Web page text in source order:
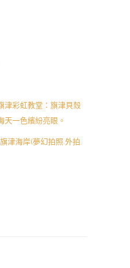
津彩虹教堂：旗津貝殼
天一色繽紛亮眼。
津海岸(夢幻拍照.外拍.